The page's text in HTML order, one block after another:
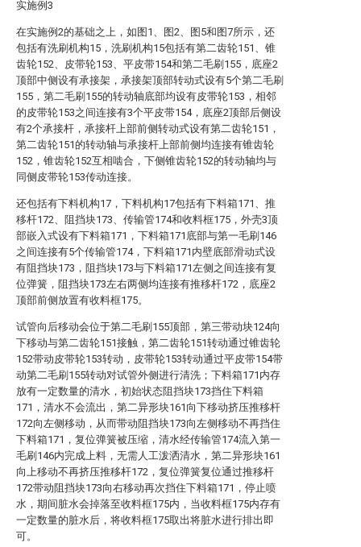
实施例3
在实施例2的基础之上，如图1、图2、图5和图7所示，还
包括有洗刷机构15，洗刷机构15包括有第二齿轮151、锥
齿轮152、皮带轮153、平皮带154和第二毛刷155，底座2
顶部中侧设有承接架，承接架顶部转动式设有5个第二毛刷
155，第二毛刷155的转动轴底部均设有皮带轮153，相邻
的皮带轮153之间连接有3个平皮带154，底座2顶部后侧设
有2个承接杆，承接杆上部前侧转动式设有第二齿轮151，
第二齿轮151的转动轴与承接杆上部前侧均连接有锥齿轮
152，锥齿轮152互相啮合，下侧锥齿轮152的转动轴均与
同侧皮带轮153传动连接。
还包括有下料机构17，下料机构17包括有下料箱171、推
移杆172、阻挡块173、传输管174和收料框175，外壳3顶
部嵌入式设有下料箱171，下料箱171底部与第一毛刷146
之间连接有5个传输管174，下料箱171内壁底部滑动式设
有阻挡块173，阻挡块173与下料箱171左侧之间连接有复
位弹簧，阻挡块173左右两侧均连接有推移杆172，底座2
顶部前侧放置有收料框175。
试管向后移动会位于第二毛刷155顶部，第三带动块124向
下移动与第二齿轮151接触，第二齿轮151转动通过锥齿轮
152带动皮带轮153转动，皮带轮153转动通过平皮带154带
动第二毛刷155转动对试管外侧进行清洗；下料箱171内存
放有一定数量的清水，初始状态阻挡块173挡住下料箱
171，清水不会流出，第二异形块161向下移动挤压推移杆
172向左侧移动，从而带动阻挡块173向左侧移动不再挡住
下料箱171，复位弹簧被压缩，清水经传输管174流入第一
毛刷146内完成上料，无需人工泼洒清水，第二异形块161
向上移动不再挤压推移杆172，复位弹簧复位通过推移杆
172带动阻挡块173向右移动再次挡住下料箱171，停止喷
水，期间脏水会掉落至收料框175内，当收料框175内存有
一定数量的脏水后，将收料框175取出将脏水进行排出即
可。